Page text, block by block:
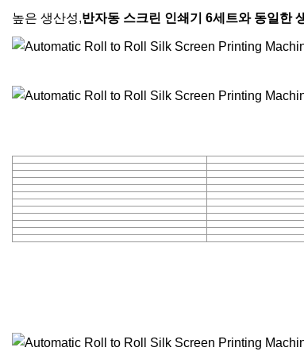
높은 생산성,반자동 스크린 인쇄기 6세트와 동일한